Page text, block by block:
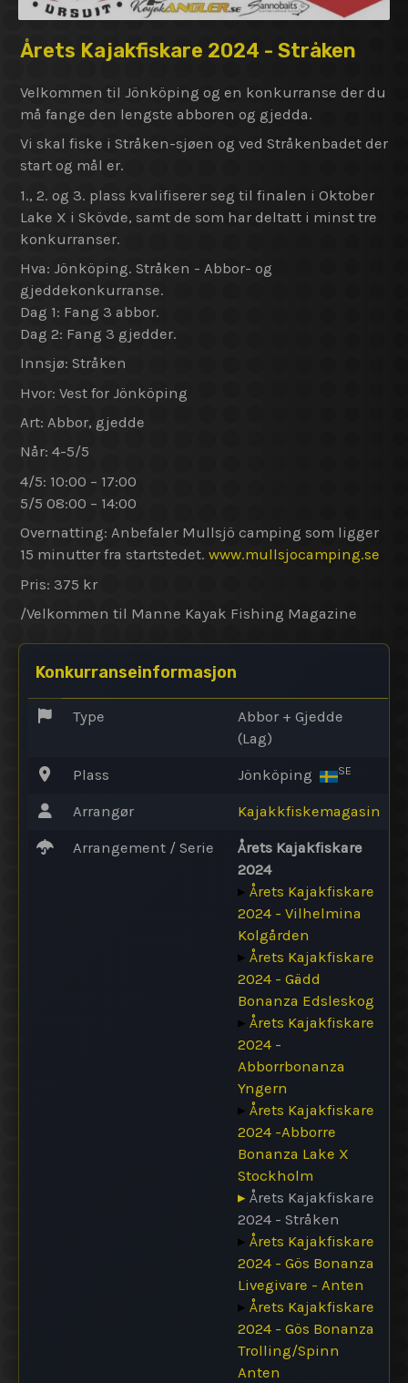
Årets Kajakfiskare 2024 - Stråken
Velkommen til Jönköping og en konkurranse der du
må fange den lengste abboren og gjedda.
Vi skal fiske i Stråken-sjøen og ved Stråkenbadet der
start og mål er.
1., 2. og 3. plass kvalifiserer seg til finalen i Oktober
Lake X i Skövde, samt de som har deltatt i minst tre
konkurranser.
Hva: Jönköping. Stråken - Abbor- og
gjeddekonkurranse.
Dag 1: Fang 3 abbor.
Dag 2: Fang 3 gjedder.
Innsjø: Stråken
Hvor: Vest for Jönköping
Art: Abbor, gjedde
Når: 4-5/5
4/5: 10:00 – 17:00
5/5 08:00 – 14:00
Overnatting: Anbefaler Mullsjö camping som ligger
15 minutter fra startstedet. www.mullsjocamping.se
Pris: 375 kr
/Velkommen til Manne Kayak Fishing Magazine
Konkurranseinformasjon
Type
Abbor + Gjedde
(Lag)
Plass Jönköping SE
Arrangør Kajakkfiskemagasin
Arrangement / Serie
Årets Kajakfiskare
2024
▸ Årets Kajakfiskare
2024 - Vilhelmina
Kolgården
▸ Årets Kajakfiskare
2024 - Gädd
Bonanza Edsleskog
▸ Årets Kajakfiskare
2024 -
Abborrbonanza
Yngern
▸ Årets Kajakfiskare
2024 -Abborre
Bonanza Lake X
Stockholm
▸ Årets Kajakfiskare
2024 - Stråken
▸ Årets Kajakfiskare
2024 - Gös Bonanza
Livegivare - Anten
▸ Årets Kajakfiskare
2024 - Gös Bonanza
Trolling/Spinn
Anten